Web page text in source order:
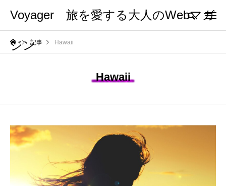
Voyager 旅を愛する大人のWebマガ
ジン記事 Hawaii
Hawaii